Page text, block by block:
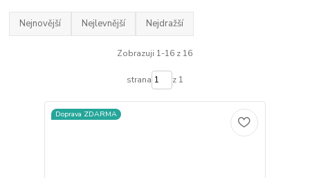
Nejnovější Nejlevnější Nejdražší
Zobrazuji 1-16 z 16
strana z 1
Doprava ZDARMA